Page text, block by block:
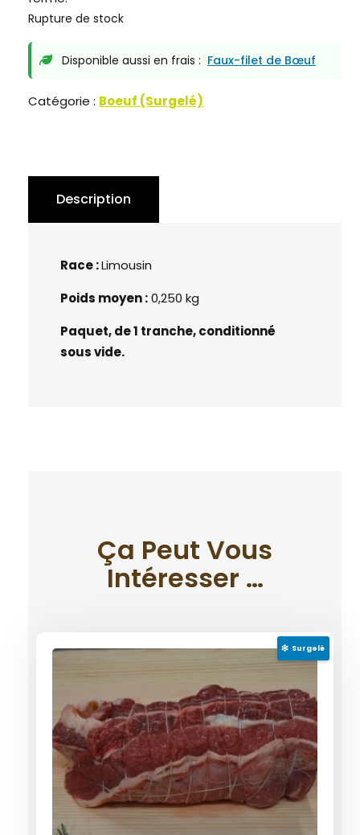
Rupture de stock
Disponible aussi en frais : Faux-filet de Bœuf
Catégorie : Boeuf (Surgelé)
Description
Race :Limousin
Poids moyen :0,250 kg
Paquet, de 1 tranche, conditionné
sous vide.
Ça Peut Vous
Intéresser …
Surgelé